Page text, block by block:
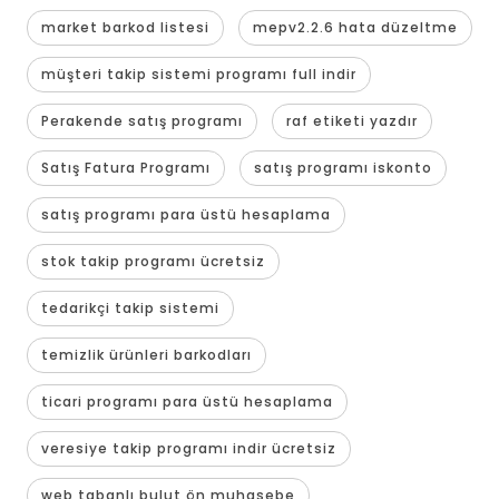
market barkod listesi mepv2.2.6 hata düzeltme
müşteri takip sistemi programı full indir
Perakende satış programı raf etiketi yazdır
Satış Fatura Programı satış programı iskonto
satış programı para üstü hesaplama
stok takip programı ücretsiz
tedarikçi takip sistemi
temizlik ürünleri barkodları
ticari programı para üstü hesaplama
veresiye takip programı indir ücretsiz
web tabanlı bulut ön muhasebe